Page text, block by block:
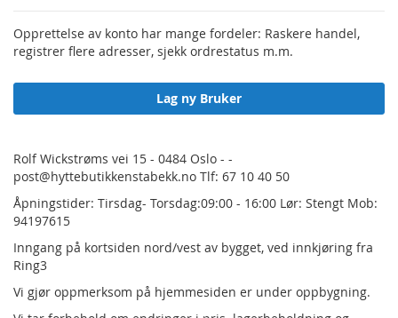
Opprettelse av konto har mange fordeler: Raskere handel,
registrer flere adresser, sjekk ordrestatus m.m.
Lag ny Bruker
Rolf Wickstrøms vei 15 - 0484 Oslo - -
post@hyttebutikkenstabekk.no Tlf: 67 10 40 50
Åpningstider: Tirsdag- Torsdag:09:00 - 16:00 Lør: Stengt Mob:
94197615
Inngang på kortsiden nord/vest av bygget, ved innkjøring fra
Ring3
Vi gjør oppmerksom på hjemmesiden er under oppbygning.